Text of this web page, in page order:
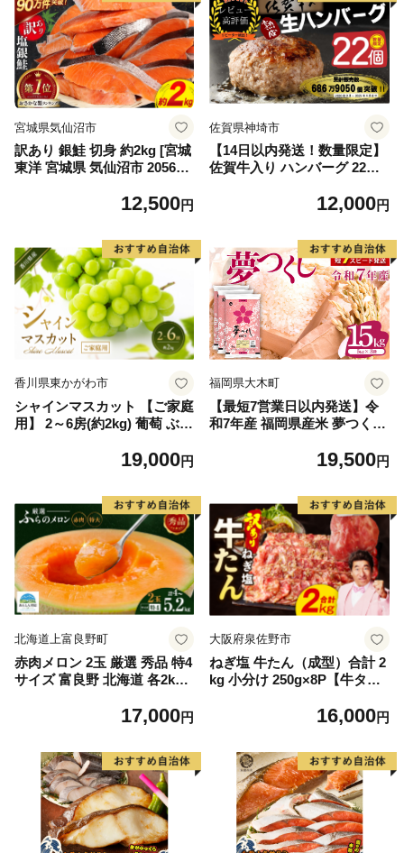
宮城県気仙沼市
訳あり 銀鮭 切身 約2kg [宮城
東洋 宮城県 気仙沼市 205649
格外 不揃い さけ サケ 鮭切身
切り身 魚 わけあり
12,500円
佐賀県神埼市
【14日以内発送！数量限定】
佐賀牛入り ハンバーグ 22個
毛和牛 ブランド牛 九州 ハン
(H083106)
12,000円
香川県東かがわ市
シャインマスカット 【ご家庭
用】 2～6房(約2kg) 葡萄 ぶど
もの 果実 旬の果物 旬のフル
19,000円
福岡県大木町
【最短7営業日以内発送】令
和7年産 福岡県産米 夢つくし
19,500円
北海道上富良野町
赤肉メロン 2玉 厳選 秀品 特4
サイズ 富良野 北海道 各2kg
富良野 メロン めろん 果物 く
17,000円
大阪府泉佐野市
ねぎ塩 牛たん（成型）合計 2
kg 小分け 250g×8P【牛タン
16,000円